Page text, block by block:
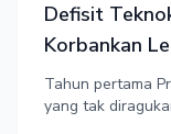
Defisit
Korbankan
Tahun pertama
yang tak